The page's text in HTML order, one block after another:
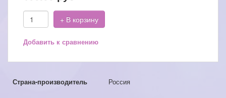
+ В корзину
Добавить к сравнению
Страна-производитель Россия